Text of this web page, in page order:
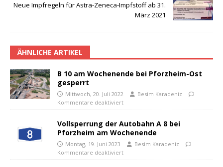
Neue Impfregeln für Astra-Zeneca-Impfstoff ab 31.
März 2021
ÄHNLICHE ARTIKEL
B 10 am Wochenende bei Pforzheim-Ost
gesperrt
Mittwoch, 20. Juli 2022
Besim Karadeniz
Kommentare deaktiviert
Vollsperrung der Autobahn A 8 bei
Pforzheim am Wochenende
Montag, 19. Juni 2023
Besim Karadeniz
Kommentare deaktiviert